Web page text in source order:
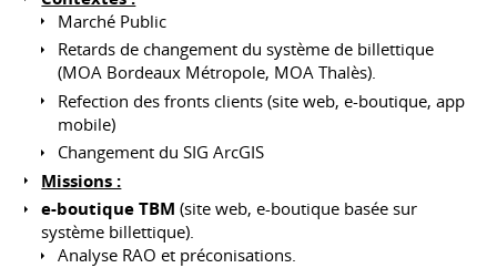
Marché Public
Retards de changement du système de billettique
(MOA Bordeaux Métropole, MOA Thalès).
Refection des fronts clients (site web, e-boutique, app
mobile)
Changement du SIG ArcGIS
Missions :
e-boutique TBM (site web, e-boutique basée sur
système billettique).
Analyse RAO et préconisations.